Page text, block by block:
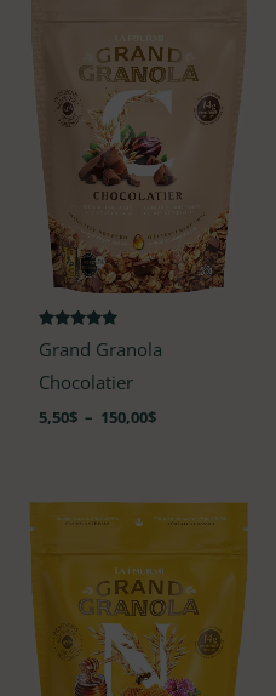
Note
4.85
Grand Granola
Chocolatier
5,50$ – 150,00$
à
150,00$
Plage
de
5,50$
à
150,00$